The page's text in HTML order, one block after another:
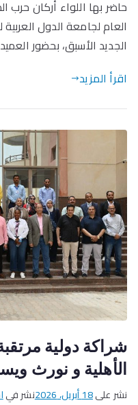
حاضر بها اللواء أركان حرب
العام لجامعة الدول
الجديد الأسبق، بحضور
اقرأ المزيد
شراكة دولية
الأهلية و نورث
نشر على18 أبريل، 2026 نشر في